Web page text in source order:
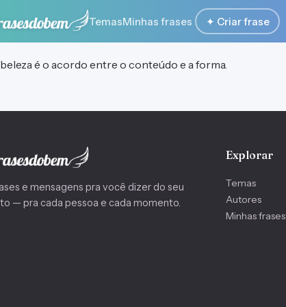
TemasMinhas frases ✦ Criar frase
é o acordo entre o conteúdo e a forma.
e mensagens pra você dizer do seu
— pra cada pessoa e cada momento.
Explorar
Temas
Autores
Minhas frases